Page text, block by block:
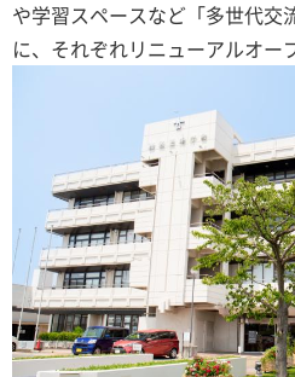
や学習スペースなど「多世代交
に、それぞれリニューアルオー